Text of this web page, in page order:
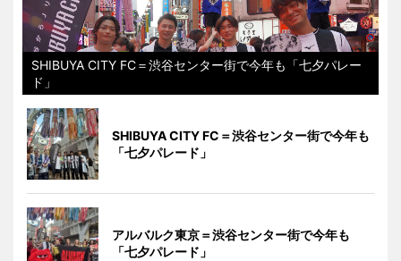
SHIBUYA CITY FC＝渋谷センター街で今年も「七夕パレー
ド」
SHIBUYA CITY FC＝渋谷センター街で今年も
「七夕パレード」
アルバルク東京＝渋谷センター街で今年も
「七夕パレード」